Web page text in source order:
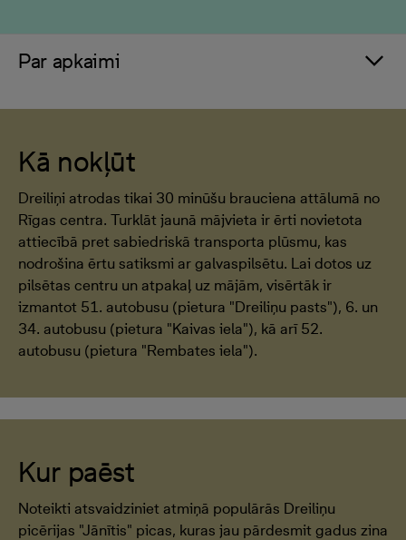
Par apkaimi
Kā nokļūt
Dreiliņi atrodas tikai 30 minūšu brauciena attālumā no
Rīgas centra. Turklāt jaunā mājvieta ir ērti novietota
attiecībā pret sabiedriskā transporta plūsmu, kas
nodrošina ērtu satiksmi ar galvaspilsētu. Lai dotos uz
pilsētas centru un atpakaļ uz mājām, visērtāk ir
izmantot 51. autobusu (pietura "Dreiliņu pasts"), 6. un
34. autobusu (pietura "Kaivas iela"), kā arī 52.
autobusu (pietura "Rembates iela").
Kur paēst
Noteikti atsvaidziniet atmiņā populārās Dreiliņu
picērijas "Jānītis" picas, kuras jau pārdesmit gadus zina